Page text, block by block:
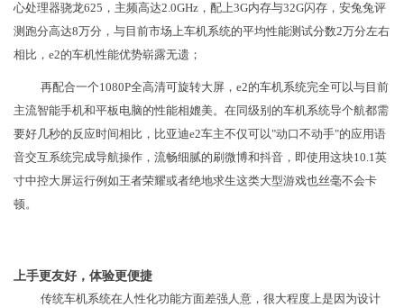
心处理器骁龙625，主频高达2.0GHz，配上3G内存与32G闪存，安兔兔评
测跑分高达8万分，与目前市场上车机系统的平均性能测试分数2万分左右
相比，e2的车机性能优势崭露无遗；
再配合一个1080P全高清可旋转大屏，e2的车机系统完全可以与目前
主流智能手机和平板电脑的性能相媲美。在同级别的车机系统导个航都需
要好几秒的反应时间相比，比亚迪e2车主不仅可以"动口不动手"的应用语
音交互系统完成导航操作，流畅细腻的刷微博和抖音，即使用这块10.1英
寸中控大屏运行例如王者荣耀或者绝地求生这类大型游戏也丝毫不会卡
顿。
上手更友好，体验更便捷
传统车机系统在人性化功能方面差强人意，很大程度上是因为设计